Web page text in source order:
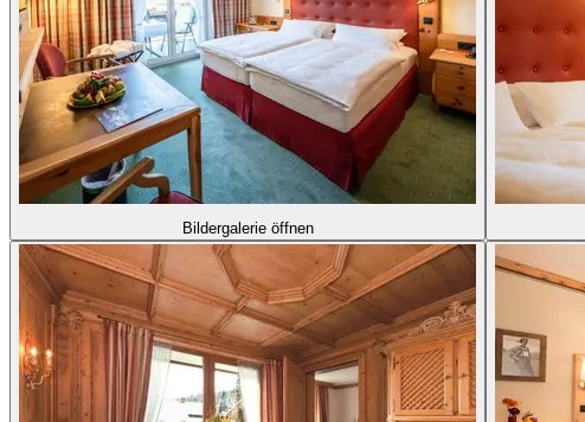
Bildergalerie öffnen